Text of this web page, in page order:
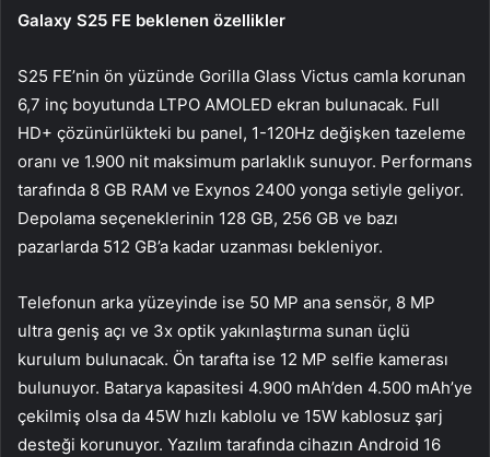
Galaxy S25 FE beklenen özellikler
S25 FE’nin ön yüzünde Gorilla Glass Victus camla korunan
6,7 inç boyutunda LTPO AMOLED ekran bulunacak. Full
HD+ çözünürlükteki bu panel, 1-120Hz değişken tazeleme
oranı ve 1.900 nit maksimum parlaklık sunuyor. Performans
tarafında 8 GB RAM ve Exynos 2400 yonga setiyle geliyor.
Depolama seçeneklerinin 128 GB, 256 GB ve bazı
pazarlarda 512 GB’a kadar uzanması bekleniyor.
Telefonun arka yüzeyinde ise 50 MP ana sensör, 8 MP
ultra geniş açı ve 3x optik yakınlaştırma sunan üçlü
kurulum bulunacak. Ön tarafta ise 12 MP selfie kamerası
bulunuyor. Batarya kapasitesi 4.900 mAh’den 4.500 mAh’ye
çekilmiş olsa da 45W hızlı kablolu ve 15W kablosuz şarj
desteği korunuyor. Yazılım tarafında cihazın Android 16